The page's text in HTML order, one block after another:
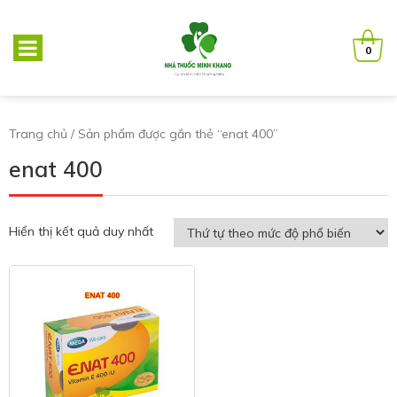
0
Trang chủ / Sản phẩm được gắn thẻ “enat 400”
enat 400
Hiển thị kết quả duy nhất